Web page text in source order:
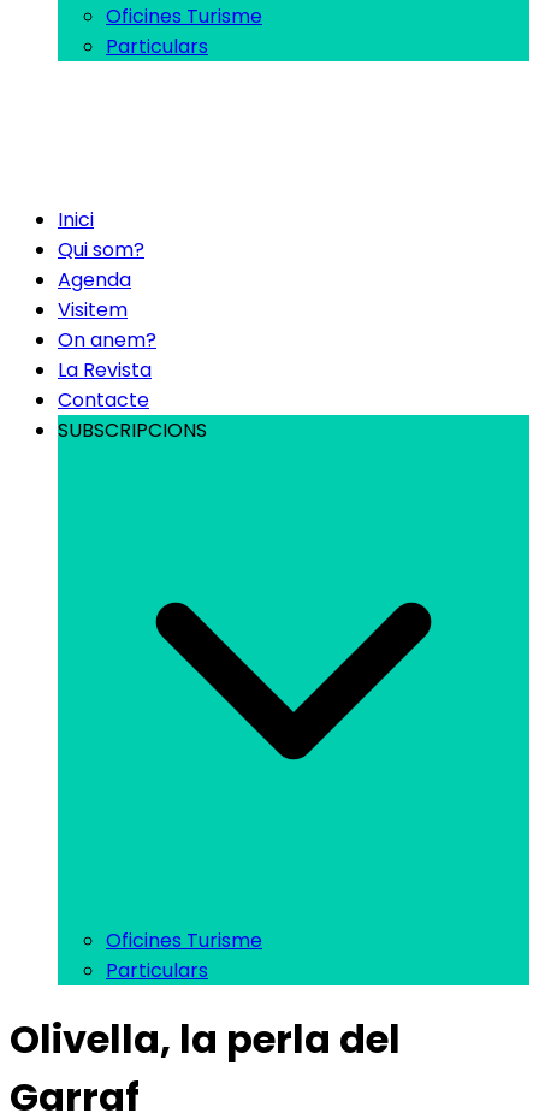
Oficines Turisme
Particulars
Inici
Qui som?
Agenda
Visitem
On anem?
La Revista
Contacte
SUBSCRIPCIONS
Oficines Turisme
Particulars
Olivella, la perla del
Garraf